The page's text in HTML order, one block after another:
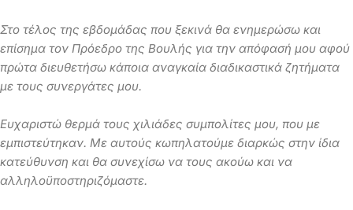
Στο τέλος της εβδομάδας που ξεκινά θα ενημερώσω και
επίσημα τον Πρόεδρο της Βουλής για την απόφασή μου αφού
πρώτα διευθετήσω κάποια αναγκαία διαδικαστικά ζητήματα
με τους συνεργάτες μου.
Ευχαριστώ θερμά τους χιλιάδες συμπολίτες μου, που με
εμπιστεύτηκαν. Με αυτούς κωπηλατούμε διαρκώς στην ίδια
κατεύθυνση και θα συνεχίσω να τους ακούω και να
αλληλοϋποστηριζόμαστε.